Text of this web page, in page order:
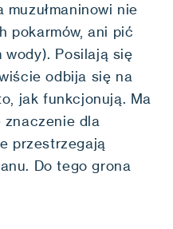
nie
pokarmów, ani pić
Posilają się
odbija się na
jak funkcjonują. Ma
dla
przestrzegają
Do tego grona